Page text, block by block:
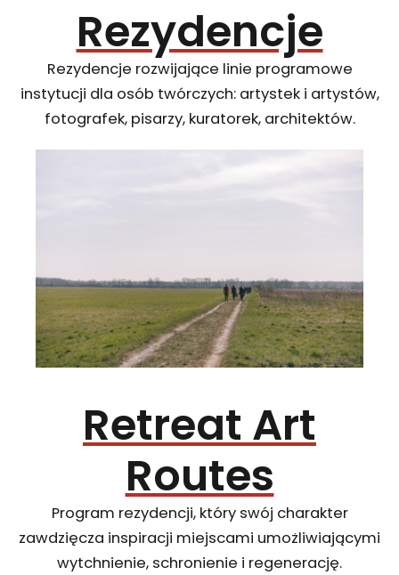
Rezydencje
Rezydencje rozwijające linie programowe
instytucji dla osób twórczych: artystek i artystów,
fotografek, pisarzy, kuratorek, architektów.
Retreat Art
Routes
Program rezydencji, który swój charakter
zawdzięcza inspiracji miejscami umożliwiającymi
wytchnienie, schronienie i regenerację.